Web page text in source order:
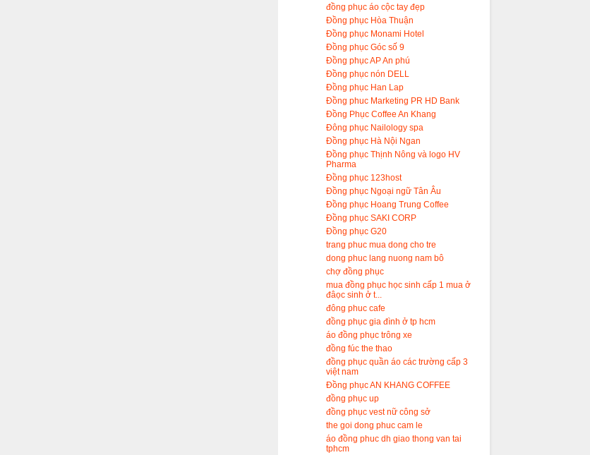
đồng phục áo cộc tay đẹp
Đồng phục Hòa Thuận
Đồng phục Monami Hotel
Đồng phục Góc số 9
Đồng phục AP An phú
Đồng phục nón DELL
Đồng phục Han Lap
Đồng phuc Marketing PR HD Bank
Đồng Phục Coffee An Khang
Đông phục Nailology spa
Đồng phục Hà Nội Ngan
Đồng phục Thịnh Nông và logo HV
Pharma
Đồng phục 123host
Đồng phục Ngoại ngữ Tân Âu
Đồng phục Hoang Trung Coffee
Đồng phục SAKI CORP
Đồng phục G20
trang phuc mua dong cho tre
dong phuc lang nuong nam bô
chợ đồng phục
mua đồng phục học sinh cấp 1 mua ở
đâọc sinh ở t...
đông phuc cafe
đồng phục gia đình ở tp hcm
áo đồng phục trông xe
đồng fúc the thao
đồng phục quần áo các trường cấp 3
việt nam
Đồng phục AN KHANG COFFEE
đồng phục up
đồng phục vest nữ công sở
the goi dong phuc cam le
áo đồng phuc dh giao thong van tai
tphcm